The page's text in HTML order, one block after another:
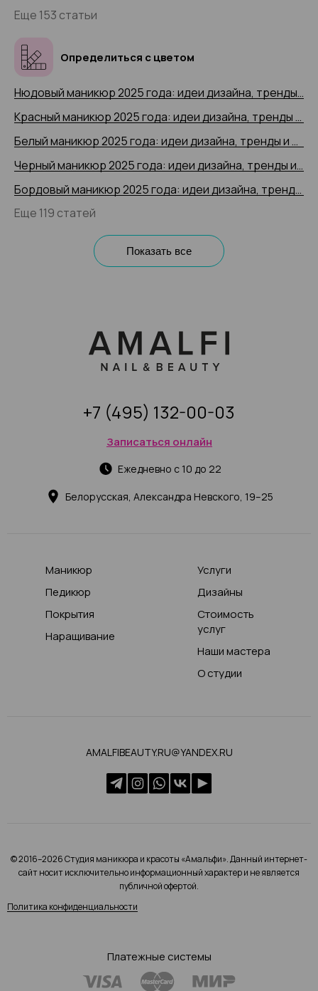
Еще 153 статьи
Определиться с цветом
Нюдовый маникюр 2025 года: идеи дизайна, тренды и новинки, 200+ фото
Красный маникюр 2025 года: идеи дизайна, тренды и новинки, 200+ фото
Белый маникюр 2025 года: идеи дизайна, тренды и новинки, 200+ фото
Черный маникюр 2025 года: идеи дизайна, тренды и новинки, 200+ фото
Бордовый маникюр 2025 года: идеи дизайна, тренды и новинки, 200+ фото
Еще 119 статей
Показать все
Белорусская, Александра Невского, 19–25
Ежедневно с 10 до 22
Записаться онлайн
+7 (495) 132-00-03
Маникюр
Педикюр
Покрытия
Наращивание
Услуги
Дизайны
Стоимость
услуг
Наши мастера
О студии
AMALFIBEAUTY.RU@YANDEX.RU
© 2016–2026 Студия маникюра и красоты «Амальфи». Данный интернет-
сайт носит исключительно информационный характер и не является
публичной офертой.
Политика конфиденциальности
Платежные системы